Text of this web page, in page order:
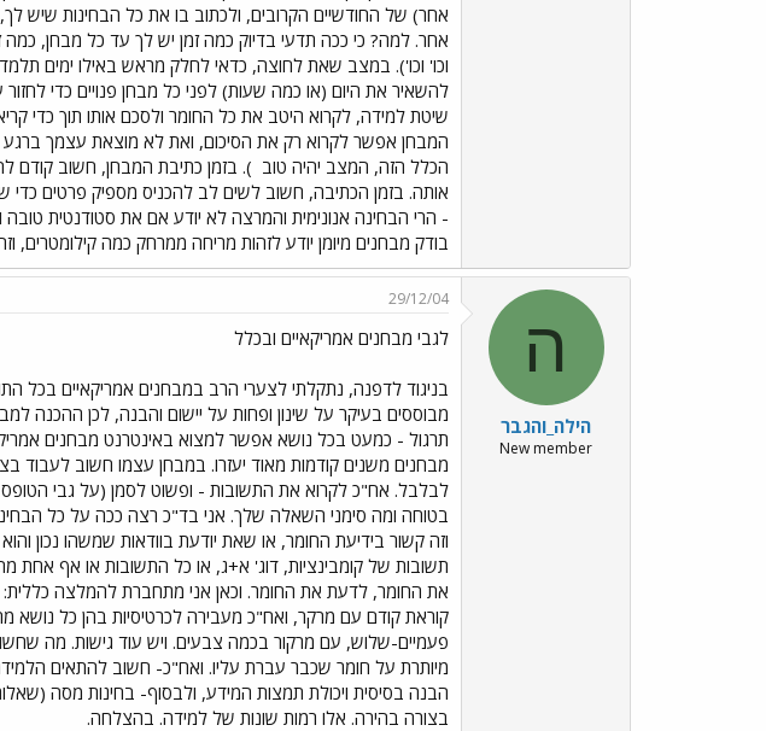
אחר) של החודשיים הקרובים, ולכתוב בו את כל הבחינות שיש
אחר. למה? כי ככה תדעי בדיוק כמה זמן יש לך עד כל מבחן, כמה
וכו' וכו'). במצב שאת לחוצה, כדאי לחלק מראש באילו ימים
להשאיר את היום (או כמה שעות) לפני כל מבחן פנויים כדי
שיטת למידה, לקרוא היטב את כל החומר ולסכם אותו תוך כדי
הכלל הזה, המצב יהיה טוב ). בזמן כתיבת המבחן, חשוב קודם
אותה. בזמן הכתיבה, חשוב לשים לב להכניס מספיק פרטים
- הרי הבחינה אנונימית והמרצה לא יודע אם את סטודנטית
בודק מבחנים מיומן יודע לזהות מריחה ממרחק כמה קילומטרים,
ה
הילה_והגבר
New member
29/12/04
לגבי מבחנים אמריקאיים ובכלל
בניגוד לדפנה, נתקלתי לצערי הרב במבחנים אמריקאיים בכל
מבוססים בעיקר על שינון ופחות על יישום והבנה, לכן ההכנה
תרגול - כמעט בכל נושא אפשר למצוא באינטרנט מבחנים
מבחנים משנים קודמות מאוד יעזרו. במבחן עצמו חשוב לעבוד
לבלבל. אח"כ לקרוא את התשובות - ופשוט לסמן (על גבי הטופס
בטוחה ומה סימני השאלה שלך. אני בד"כ רצה ככה על כל
וזה קשור בידיעת החומר, או שאת יודעת בוודאות שמשהו נכון
תשובות של קומבינציות, דוג' א+ג, או כל התשובות או אף
את החומר, לדעת את החומר. וכאן אני מתחברת להמלצה כללית:
קוראת קודם עם מרקר, ואח"כ מעבירה לכרטיסיות בהן כל
פעמיים-שלוש, עם מרקור בכמה צבעים. ויש עוד גישות. מה
מיותרת על חומר שכבר עברת עליו. ואח"כ- חשוב להתאים
הבנה בסיסית ויכולת תמצות המידע, ולבסוף- בחינות מסה
בצורה בהירה. אלו רמות שונות של למידה. בהצלחה.